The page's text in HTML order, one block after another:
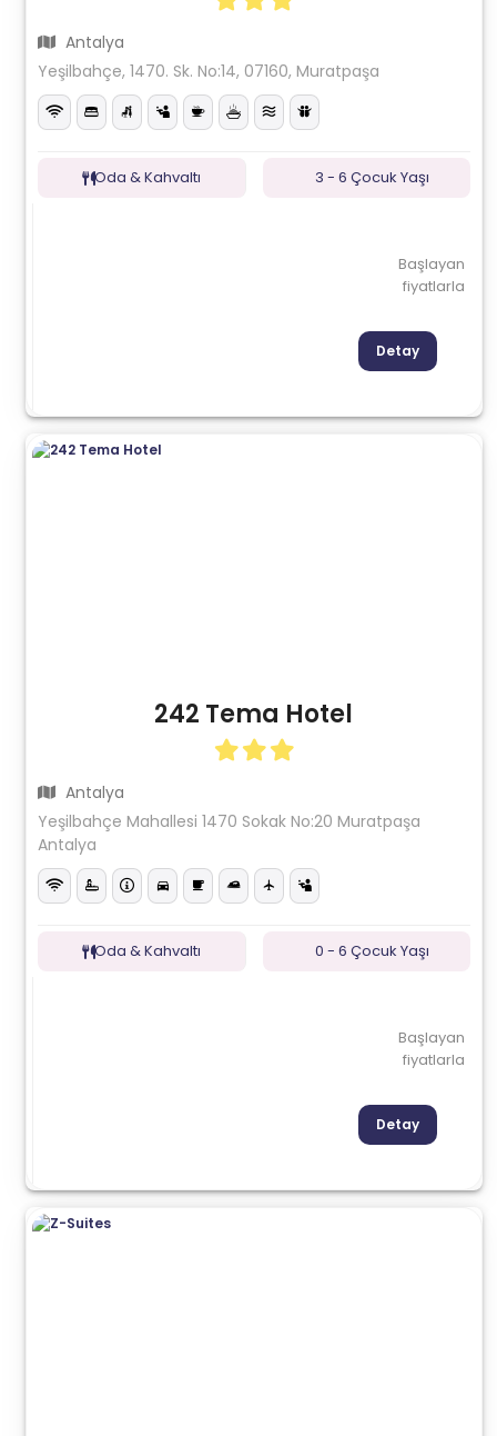
Antalya
Yeşilbahçe, 1470. Sk. No:14, 07160, Muratpaşa
Oda & Kahvaltı 3 - 6 Çocuk Yaşı
Başlayan
fiyatlarla
Detay
242 Tema Hotel
Antalya
Yeşilbahçe Mahallesi 1470 Sokak No:20 Muratpaşa
Antalya
Oda & Kahvaltı 0 - 6 Çocuk Yaşı
Başlayan
fiyatlarla
Detay